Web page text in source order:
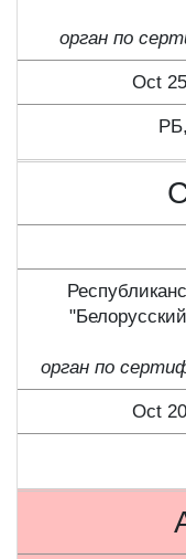
орган по
Oct
орган по
Oct